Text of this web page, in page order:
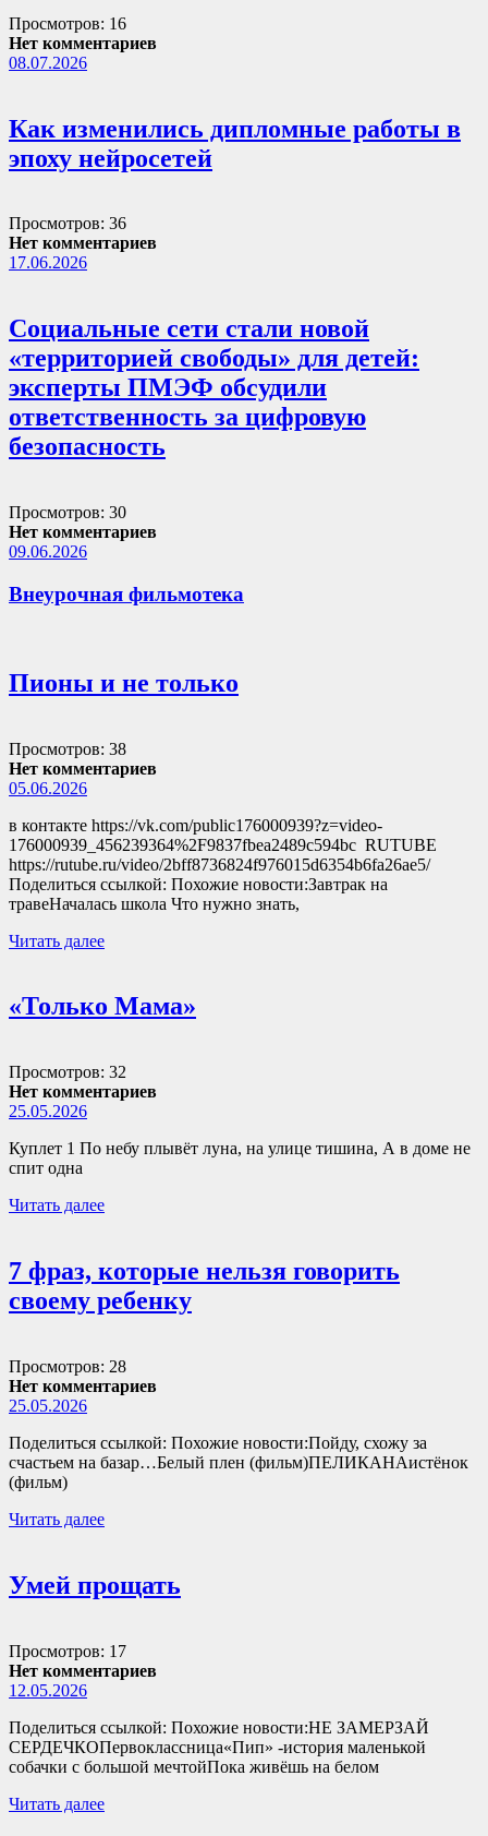
Просмотров: 16
Нет комментариев
08.07.2026
Как изменились дипломные работы в
эпоху нейросетей
Просмотров: 36
Нет комментариев
17.06.2026
Социальные сети стали новой
«территорией свободы» для детей:
эксперты ПМЭФ обсудили
ответственность за цифровую
безопасность
Просмотров: 30
Нет комментариев
09.06.2026
Внеурочная фильмотека
Пионы и не только
Просмотров: 38
Нет комментариев
05.06.2026
в контакте https://vk.com/public176000939?z=video-
176000939_456239364%2F9837fbea2489c594bc RUTUBE
https://rutube.ru/video/2bff8736824f976015d6354b6fa26ae5/
Поделиться ссылкой: Похожие новости:Завтрак на
травеНачалась школа Что нужно знать,
Читать далее
«Только Мама»
Просмотров: 32
Нет комментариев
25.05.2026
Куплет 1 По небу плывёт луна, на улице тишина, А в доме не
спит одна
Читать далее
7 фраз, которые нельзя говорить
своему ребенку
Просмотров: 28
Нет комментариев
25.05.2026
Поделиться ссылкой: Похожие новости:Пойду, схожу за
счастьем на базар…Белый плен (фильм)ПЕЛИКАНАистёнок
(фильм)
Читать далее
Умей прощать
Просмотров: 17
Нет комментариев
12.05.2026
Поделиться ссылкой: Похожие новости:НЕ ЗАМЕРЗАЙ
СЕРДЕЧКОПервоклассница«Пип» -история маленькой
собачки с большой мечтойПока живёшь на белом
Читать далее